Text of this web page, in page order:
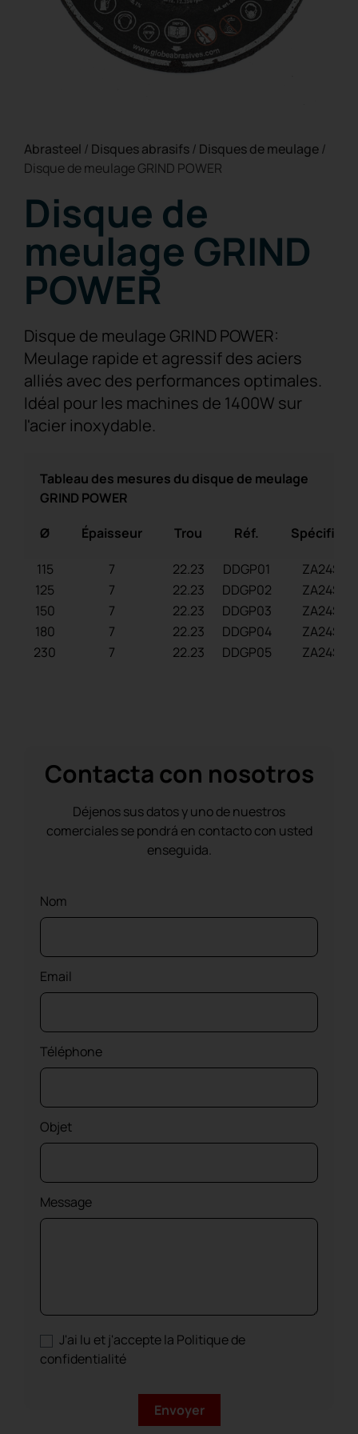
Abrasteel / Disques abrasifs/ Disques de meulage/
Disque de meulage GRIND POWER
Disque de
meulage GRIND
POWER
Disque de meulage GRIND POWER:
Meulage rapide et agressif des aciers
alliés avec des performances optimales.
Idéal pour les machines de 1400W sur
l'acier inoxydable.
Tableau des mesures du disque de meulage
GRIND POWER
Ø
Épaisseur Trou Réf.
115 7 22.23 DDGP01
125
7 22.23 DDGP02
150
7 22.23 DDGP03
180
7 22.23 DDGP04
230
7 22.23 DDGP05
Contacta con nosotros
Déjenos sus datos y uno de nuestros
comerciales se pondrá en contacto con usted
enseguida.
Nom
Email
Téléphone
Objet
Message
J'ai lu et j'accepte la Politique de
confidentialité